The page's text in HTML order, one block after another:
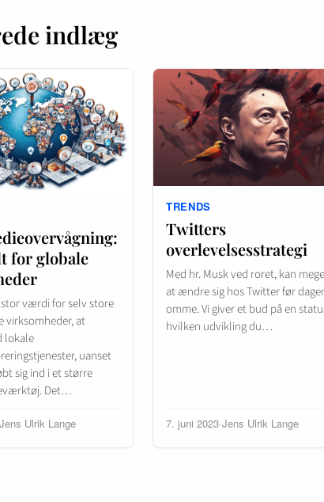
indlæg
for globale
stor værdi for selv store
virksomheder, at
lokale
uanset
sig ind i et større
Det…
Jens Ulrik Lange
TRENDS
Twitters
overlevelsesstrategi
Med hr. Musk ved roret, kan
at ændre sig hos Twitter før
omme. Vi giver et bud på en
hvilken udvikling du…
7. juni 2023·Jens Ulrik Lange